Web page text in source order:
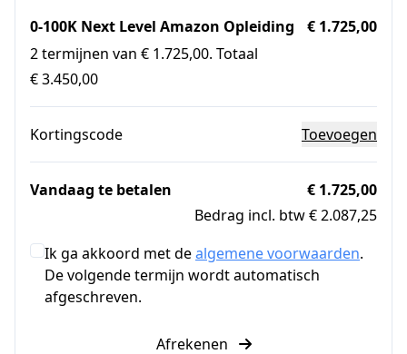
0-100K Next Level Amazon Opleiding
2 termijnen van € 1.725,00. Totaal
€ 3.450,00
€ 1.725,00
Kortingscode Toevoegen
Vandaag te betalen
€ 1.725,00
Bedrag incl. btw € 2.087,25
Ik ga akkoord met dealgemene voorwaarden.
De volgende termijn wordt automatisch
afgeschreven.
Afrekenen